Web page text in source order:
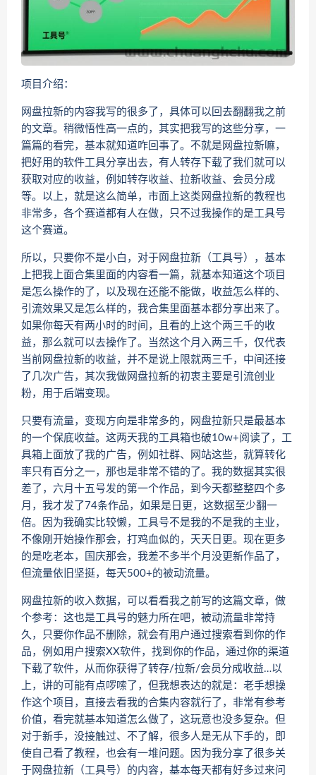
项目介绍：
网盘拉新的内容我写的很多了，具体可以回去翻翻我之前
的文章。稍微悟性高一点的，其实把我写的这些分享，一
篇篇的看完，基本就知道咋回事了。不就是网盘拉新嘛，
把好用的软件工具分享出去，有人转存下载了我们就可以
获取对应的收益，例如转存收益、拉新收益、会员分成
等。以上，就是这么简单，市面上这类网盘拉新的教程也
非常多，各个赛道都有人在做，只不过我操作的是工具号
这个赛道。
所以，只要你不是小白，对于网盘拉新（工具号），基本
上把我上面合集里面的内容看一篇，就基本知道这个项目
是怎么操作的了，以及现在还能不能做，收益怎么样的、
引流效果又是怎么样的，我合集里面基本都分享出来了。
如果你每天有两小时的时间，且看的上这个两三千的收
益，那么就可以去操作了。当然这个月入两三千，仅代表
当前网盘拉新的收益，并不是说上限就两三千，中间还接
了几次广告，其次我做网盘拉新的初衷主要是引流创业
粉，用于后端变现。
只要有流量，变现方向是非常多的，网盘拉新只是最基本
的一个保底收益。这两天我的工具箱也破10w+阅读了，工
具箱上面放了我的广告，例如社群、网站这些，就算转化
率只有百分之一，那也是非常不错的了。我的数据其实很
差了，六月十五号发的第一个作品，到今天都整整四个多
月，我才发了74条作品，如果是日更，这数据至少翻一
倍。因为我确实比较懒，工具号不是我的不是我的主业，
不像刚开始操作那会，打鸡血似的，天天日更。现在更多
的是吃老本，国庆那会，我差不多半个月没更新作品了，
但流量依旧坚挺，每天500+的被动流量。
网盘拉新的收入数据，可以看看我之前写的这篇文章，做
个参考：这也是工具号的魅力所在吧，被动流量非常持
久，只要你作品不删除，就会有用户通过搜索看到你的作
品，例如用户搜索XX软件，找到你的作品，通过你的渠道
下载了软件，从而你获得了转存/拉新/会员分成收益…以
上，讲的可能有点啰嗦了，但我想表达的就是：老手想操
作这个项目，直接去看我的合集内容就行了，非常有参考
价值，看完就基本知道怎么做了，这玩意也没多复杂。但
对于新手，没接触过、不了解，很多人是无从下手的，即
使自己看了教程，也会有一堆问题。因为我分享了很多关
于网盘拉新（工具号）的内容，基本每天都有好多过来问